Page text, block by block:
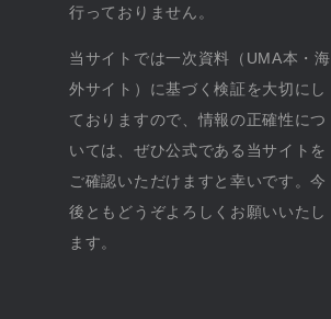
行っておりません。
当サイトでは一次資料（UMA本・海
外サイト）に基づく検証を大切にし
ておりますので、情報の正確性につ
いては、ぜひ公式である当サイトを
ご確認いただけますと幸いです。今
後ともどうぞよろしくお願いいたし
ます。